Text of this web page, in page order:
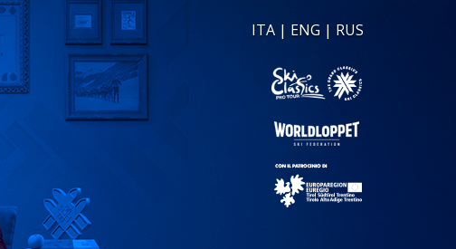
ITA | ENG | RUS